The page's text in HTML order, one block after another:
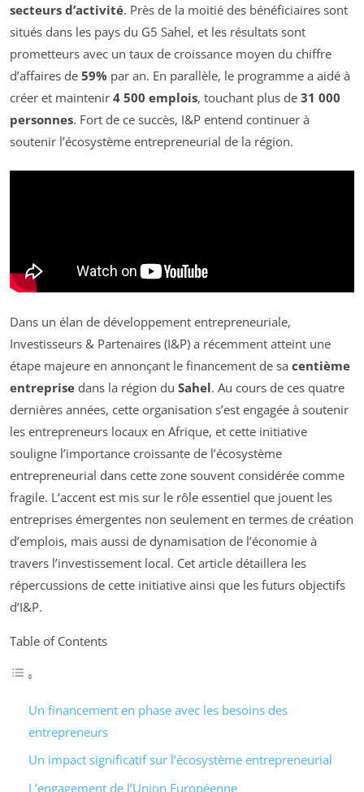
secteurs d’activité. Près de la moitié des bénéficiaires sont
situés dans les pays du G5 Sahel, et les résultats sont
prometteurs avec un taux de croissance moyen du chiffre
d’affaires de 59% par an. En parallèle, le programme a aidé à
créer et maintenir 4 500 emplois, touchant plus de 31 000
personnes. Fort de ce succès, I&P entend continuer à
soutenir l’écosystème entrepreneurial de la région.
Dans un élan de développement entrepreneuriale,
Investisseurs & Partenaires (I&P) a récemment atteint une
étape majeure en annonçant le financement de sa centième
entreprise dans la région du Sahel. Au cours de ces quatre
dernières années, cette organisation s’est engagée à soutenir
les entrepreneurs locaux en Afrique, et cette initiative
souligne l’importance croissante de l’écosystème
entrepreneurial dans cette zone souvent considérée comme
fragile. L’accent est mis sur le rôle essentiel que jouent les
entreprises émergentes non seulement en termes de création
d’emplois, mais aussi de dynamisation de l’économie à
travers l’investissement local. Cet article détaillera les
répercussions de cette initiative ainsi que les futurs objectifs
d’I&P.
Table of Contents
Un financement en phase avec les besoins des
entrepreneurs
Un impact significatif sur l’écosystème entrepreneurial
L’engagement de l’Union Européenne